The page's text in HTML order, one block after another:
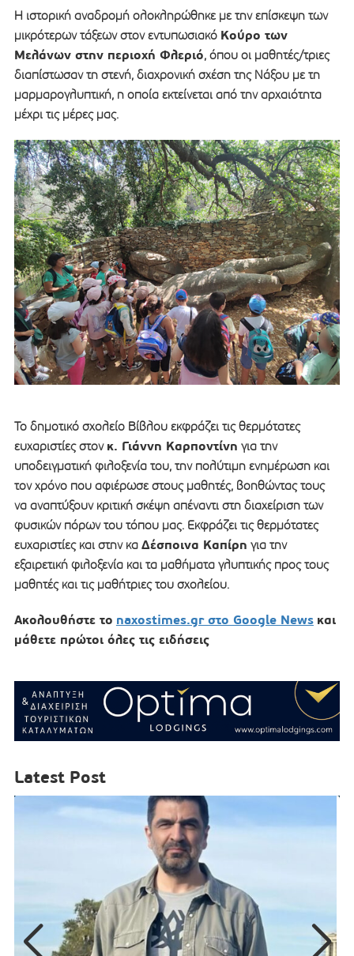
Η ιστορική αναδρομή ολοκληρώθηκε με την επίσκεψη των
μικρότερων τάξεων στον εντυπωσιακό Κούρο των
Μελάνων στην περιοχή Φλεριό, όπου οι μαθητές/τριες
διαπίστωσαν τη στενή, διαχρονική σχέση της Νάξου με τη
μαρμαρογλυπτική, η οποία εκτείνεται από την αρχαιότητα
μέχρι τις μέρες μας.
Το δημοτικό σχολείο Βίβλου εκφράζει τις θερμότατες
ευχαριστίες στον κ. Γιάννη Καρποντίνη για την
υποδειγματική φιλοξενία του, την πολύτιμη ενημέρωση και
τον χρόνο που αφιέρωσε στους μαθητές, βοηθώντας τους
να αναπτύξουν κριτική σκέψη απέναντι στη διαχείριση των
φυσικών πόρων του τόπου μας. Εκφράζει τις θερμότατες
ευχαριστίες και στην κα Δέσποινα Καπίρη για την
εξαιρετική φιλοξενία και τα μαθήματα γλυπτικής προς τους
μαθητές και τις μαθήτριες του σχολείου.
Ακολουθήστε το naxostimes.gr στο Google News και
μάθετε πρώτοι όλες τις ειδήσεις
Latest Post